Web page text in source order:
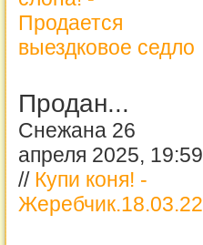
Продается
выездковое седло
Продан...
Снежана 26
апреля 2025, 19:59
// Купи коня! -
Жеребчик.18.03.22